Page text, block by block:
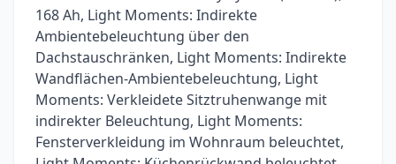
168 Ah, Light Moments: Indirekte
Ambientebeleuchtung über den
Dachstauschränken, Light Moments: Indirekte
Wandflächen-Ambientebeleuchtung, Light
Moments: Verkleidete Sitztruhenwange mit
indirekter Beleuchtung, Light Moments:
Fensterverkleidung im Wohnraum beleuchtet,